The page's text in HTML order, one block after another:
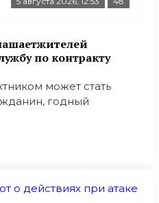
по контракту
может стать
годный